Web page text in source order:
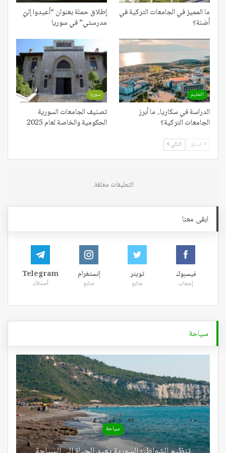
ما المميز في الجامعات التركية في
أضنة؟
إطلاق حملة بعنوان “أعيدوا إليّ
مدرستي” في سوريا
التعليم
الدراسة في سكاريا.. ما أبرز
الجامعات التركية؟
سوريا
تصنيف الجامعات السورية
الحكومية والخاصة لعام 2025
السابق التالي
التعليقات مغلقة.
ابقى معنا
فيسبوك
إعجاب
تويتر
متابع
إنستغرام
متابع
Telegram
أصدقاء
سياحة
سياحة